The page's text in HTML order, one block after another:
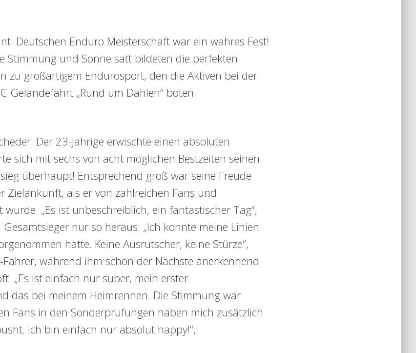
Deutschen Enduro Meisterschaft war ein wahres Fest!
Stimmung und Sonne satt bildeten die perfekten
zu großartigem Endurosport, den die Aktiven bei der
Geländefahrt „Rund um Dahlen“ boten.
Der 23-Jährige erwischte einen absoluten
sich mit sechs von acht möglichen Bestzeiten seinen
überhaupt! Entsprechend groß war seine Freude
Zielankunft, als er von zahlreichen Fans und
„Es ist unbeschreiblich, ein fantastischer Tag“,
nur so heraus. „Ich konnte meine Linien
hatte. Keine Ausrutscher, keine Stürze“,
während ihm schon der Nächste anerkennend
„Es ist einfach nur super, mein erster
das bei meinem Heimrennen. Die Stimmung war
Fans in den Sonderprüfungen haben mich zusätzlich
Ich bin einfach nur absolut happy!“,